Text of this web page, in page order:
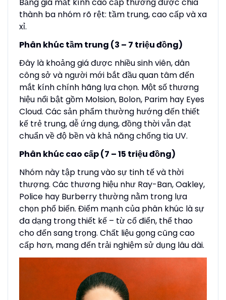
thành ba nhóm rõ rệt: tầm trung, cao cấp và xa
xỉ.
Phân khúc tầm trung (3 – 7 triệu đồng)
Đây là khoảng giá được nhiều sinh viên, dân
công sở và người mới bắt đầu quan tâm đến
mắt kính chính hãng lựa chọn. Một số thương
hiệu nổi bật gồm Molsion, Bolon, Parim hay Eyes
Cloud. Các sản phẩm thường hướng đến thiết
kế trẻ trung, dễ ứng dụng, đồng thời vẫn đạt
chuẩn về độ bền và khả năng chống tia UV.
Phân khúc cao cấp (7 – 15 triệu đồng)
Nhóm này tập trung vào sự tinh tế và thời
thượng. Các thương hiệu như Ray-Ban, Oakley,
Police hay Burberry thường nằm trong lựa
chọn phổ biến. Điểm mạnh của phân khúc là sự
đa dạng trong thiết kế – từ cổ điển, thể thao
cho đến sang trọng. Chất liệu gọng cũng cao
cấp hơn, mang đến trải nghiệm sử dụng lâu dài.